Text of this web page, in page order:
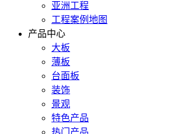
亚洲工程
工程案例地图
产品中心
大板
薄板
台面板
装饰
景观
特色产品
热门产品